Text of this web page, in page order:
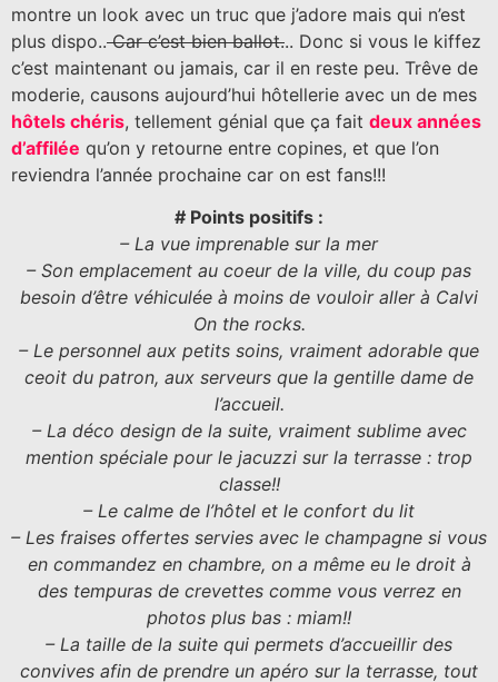
montre un look avec un truc que j’adore mais qui n’est
plus dispo..Car c’est bien ballot... Donc si vous le kiffez
c’est maintenant ou jamais, car il en reste peu. Trêve de
moderie, causons aujourd’hui hôtellerie avec un de mes
hôtels chéris, tellement génial que ça fait deux années
d’affilée qu’on y retourne entre copines, et que l’on
reviendra l’année prochaine car on est fans!!!
# Points positifs :
– La vue imprenable sur la mer
– Son emplacement au coeur de la ville, du coup pas
besoin d’être véhiculée à moins de vouloir aller à Calvi
On the rocks.
– Le personnel aux petits soins, vraiment adorable que
ceoit du patron, aux serveurs que la gentille dame de
l’accueil.
– La déco design de la suite, vraiment sublime avec
mention spéciale pour le jacuzzi sur la terrasse : trop
classe!!
– Le calme de l’hôtel et le confort du lit
– Les fraises offertes servies avec le champagne si vous
en commandez en chambre, on a même eu le droit à
des tempuras de crevettes comme vous verrez en
photos plus bas : miam!!
– La taille de la suite qui permets d’accueillir des
convives afin de prendre un apéro sur la terrasse, tout